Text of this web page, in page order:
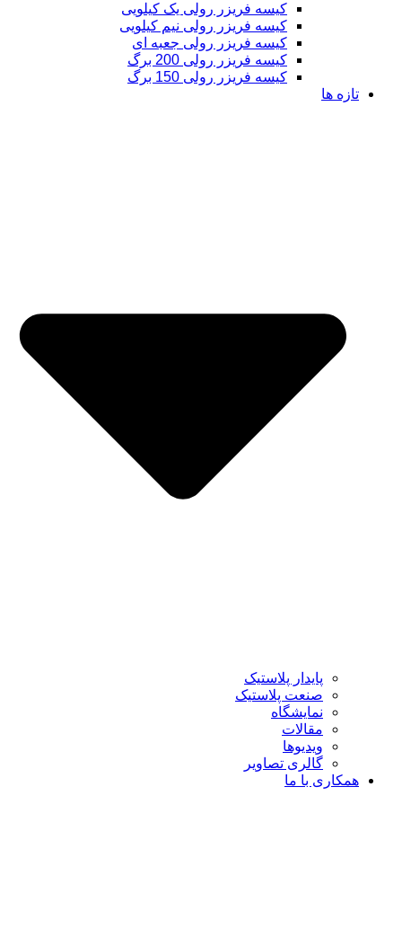
کیسه فریزر رولی یک کیلویی
کیسه فریزر رولی نیم کیلویی
کیسه فریزر رولی جعبه ای
کیسه فریزر رولی 200 برگ
کیسه فریزر رولی 150 برگ
تازه ها
پایدار پلاستیک
صنعت پلاستیک
نمایشگاه
مقالات
ویدیوها
گالری تصاویر
همکاری با ما